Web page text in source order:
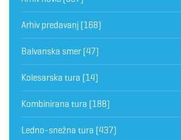
Arhiv predavanj (168)
Balvanska smer (47)
Kolesarska tura (14)
Kombinirana tura (188)
Ledno-snežna tura (437)